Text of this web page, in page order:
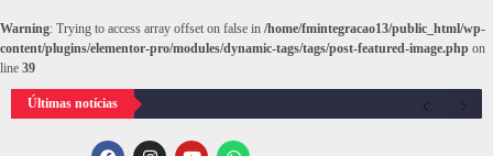
Warning: Trying to access array offset on false in /home/fmintegracao13/public_html/wp-
content/plugins/elementor-pro/modules/dynamic-tags/tags/post-featured-image.php on
line 39
Últimas notícias